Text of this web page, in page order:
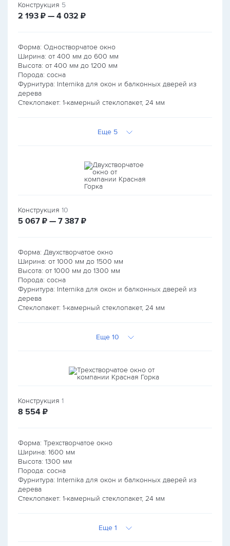
Конструкция 5
2 193 руб.
₽ — 4 032 руб.
₽
Форма: Одностворчатое окно
Ширина: от 400 мм до 600 мм
Высота: от 400 мм до 1200 мм
Порода: сосна
Фурнитура: Internika для окон и балконных дверей из
дерева
Стеклопакет: 1-камерный стеклопакет, 24 мм
Еще 5
Конструкция 10
5 067 руб.
₽ — 7 387 руб.
₽
Форма: Двухстворчатое окно
Ширина: от 1000 мм до 1500 мм
Высота: от 1000 мм до 1300 мм
Порода: сосна
Фурнитура: Internika для окон и балконных дверей из
дерева
Стеклопакет: 1-камерный стеклопакет, 24 мм
Еще 10
Конструкция 1
8 554 руб.
₽
Форма: Трехстворчатое окно
Ширина: 1600 мм
Высота: 1300 мм
Порода: сосна
Фурнитура: Internika для окон и балконных дверей из
дерева
Стеклопакет: 1-камерный стеклопакет, 24 мм
Еще 1